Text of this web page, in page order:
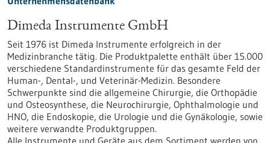
Dimeda Instrumente GmbH
Seit 1976 ist Dimeda Instrumente erfolgreich in der
Medizinbranche tätig. Die Produktpalette enthält über 15.000
verschiedene Standardinstrumente für das gesamte Feld der
Human-, Dental-, und Veterinär-Medizin. Besondere
Schwerpunkte sind die allgemeine Chirurgie, die Orthopädie
und Osteosynthese, die Neurochirurgie, Ophthalmologie und
HNO, die Endoskopie, die Urologie und die Gynäkologie, sowie
weitere verwandte Produktgruppen.
Alle Instrumente und Geräte aus dem Sortiment werden von